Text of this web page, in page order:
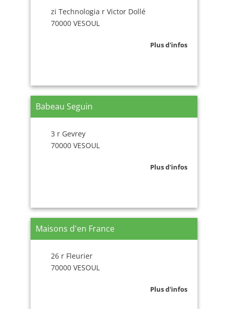
zi Technologia r Victor Dollé
70000 VESOUL
Plus d'infos
Babeau Seguin
3 r Gevrey
70000 VESOUL
Plus d'infos
Maisons d'en France
26 r Fleurier
70000 VESOUL
Plus d'infos